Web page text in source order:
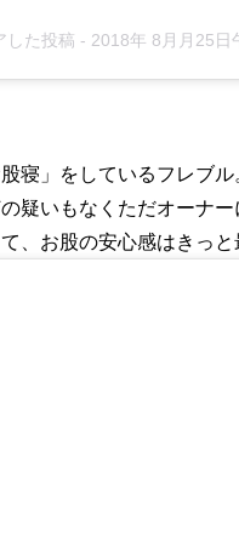
した投稿 - 2018年 8月月25日
寝」をしているフレブ
疑いもなくただオーナ
、お股の安心感はきっと